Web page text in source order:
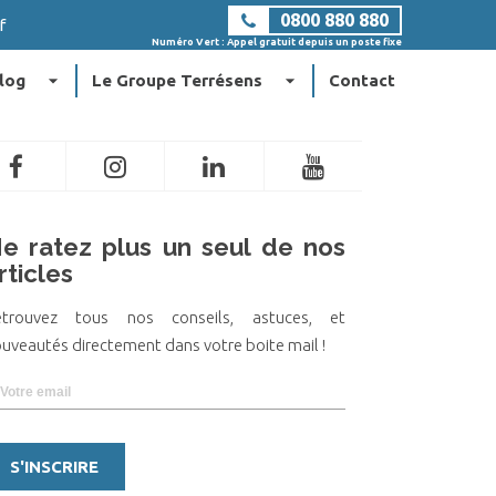
0800 880 880
Numéro Vert : Appel gratuit depuis un poste fixe
arrow_drop_down Le Groupe Terrésens arrow_drop_down Contact
ratez plus un seul de nos
tous nos conseils, astuces, et
directement dans votre boite mail !